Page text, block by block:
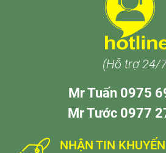
(Hỗ trợ 24/
Mr Tuấn 0975
Mr Tước 0977
NHẬN TIN